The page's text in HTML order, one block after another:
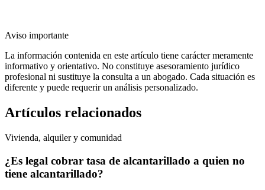
Aviso importante
La información contenida en este artículo tiene carácter meramente
informativo y orientativo. No constituye asesoramiento jurídico
profesional ni sustituye la consulta a un abogado. Cada situación es
diferente y puede requerir un análisis personalizado.
Artículos relacionados
Vivienda, alquiler y comunidad
¿Es legal cobrar tasa de alcantarillado a quien no
tiene alcantarillado?